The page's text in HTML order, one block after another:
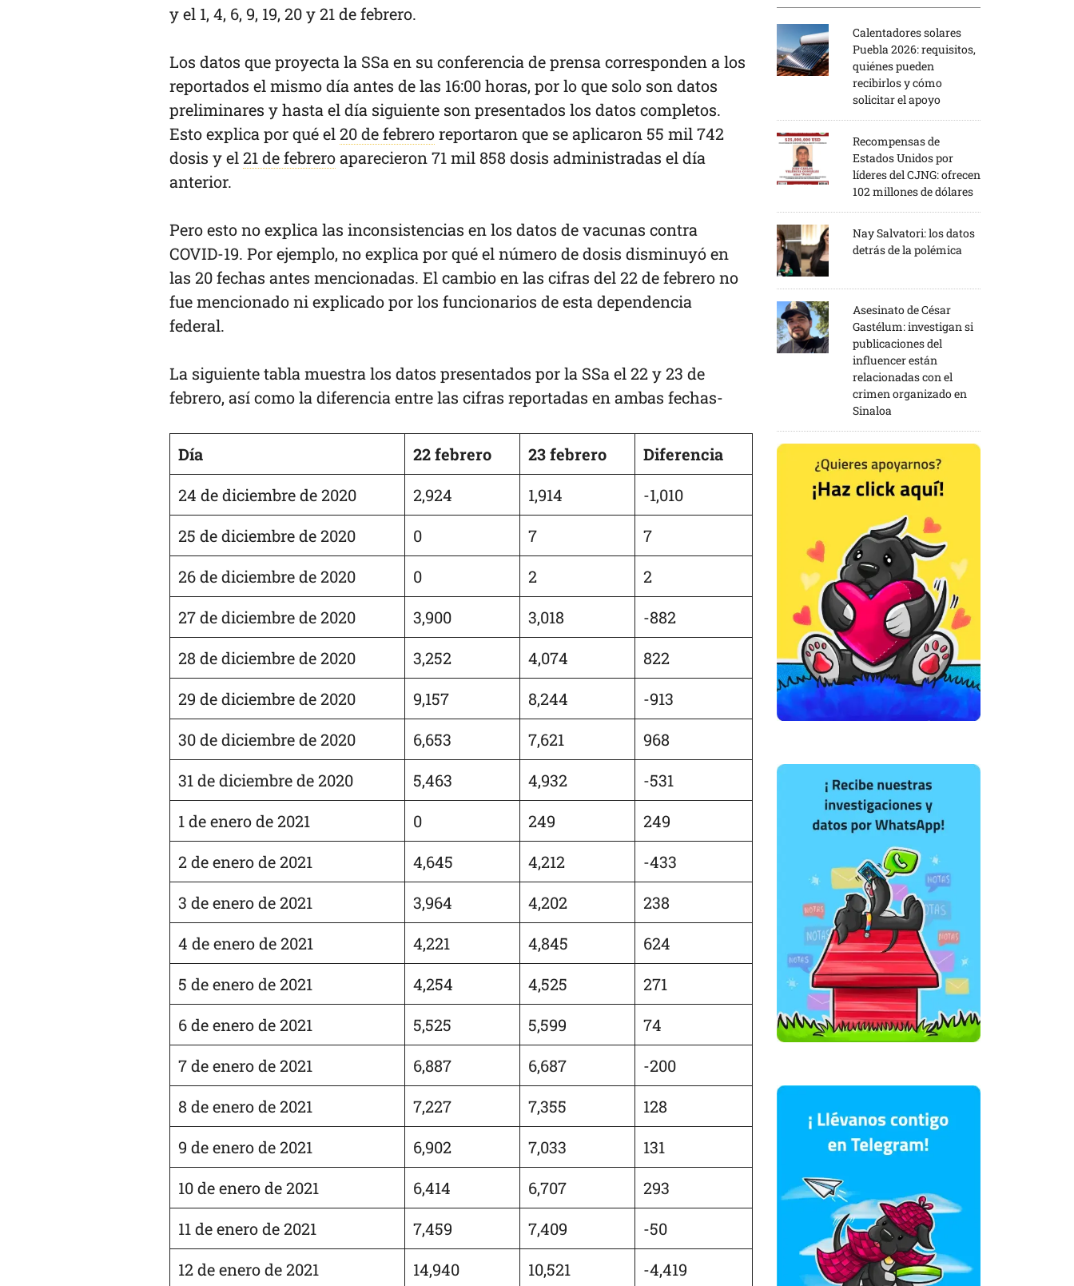
y el 1, 4, 6, 9, 19, 20 y 21 de febrero.
Los datos que proyecta la SSa en su conferencia de prensa corresponden a los
reportados el mismo día antes de las 16:00 horas, por lo que solo son datos
preliminares y hasta el día siguiente son presentados los datos completos.
Esto explica por qué el20 de febreroreportaron que se aplicaron 55 mil 742
dosis y el21 de febreroaparecieron 71 mil 858 dosis administradas el día
anterior.
Pero esto no explica las inconsistencias en los datos de vacunas contra
COVID-19. Por ejemplo, no explica por qué el número de dosis disminuyó en
las 20 fechas antes mencionadas. El cambio en las cifras del 22 de febrero no
fue mencionado ni explicado por los funcionarios de esta dependencia
federal.
La siguiente tabla muestra los datos presentados por la SSa el 22 y 23 de
febrero, así como la diferencia entre las cifras reportadas en ambas fechas-
Día 22 febrero 23 febrero
Diferencia
24 de diciembre de 2020
2,924 1,914
-1,010
25 de diciembre de 2020
0 7
7
26 de diciembre de 2020
0 2
2
27 de diciembre de 2020
3,900 3,018
-882
28 de diciembre de 2020
3,252 4,074
822
29 de diciembre de 2020
9,157 8,244
-913
30 de diciembre de 2020
6,653 7,621
968
31 de diciembre de 2020
5,463 4,932
-531
1 de enero de 2021
0 249
249
2 de enero de 2021
4,645 4,212
-433
3 de enero de 2021
3,964 4,202
238
4 de enero de 2021
4,221 4,845
624
5 de enero de 2021
4,254 4,525
271
6 de enero de 2021
5,525 5,599
74
7 de enero de 2021
6,887 6,687
-200
8 de enero de 2021
7,227 7,355
128
9 de enero de 2021
6,902 7,033
131
10 de enero de 2021
6,414 6,707
293
11 de enero de 2021
7,459 7,409
-50
12 de enero de 2021
14,940 10,521 -4,419
Calentadores solares
Puebla 2026: requisitos,
quiénes pueden
recibirlos y cómo
solicitar el apoyo
Recompensas de
Estados Unidos por
líderes del CJNG: ofrecen
102 millones de dólares
Nay Salvatori: los datos
detrás de la polémica
Asesinato de César
Gastélum: investigan si
publicaciones del
influencer están
relacionadas con el
crimen organizado en
Sinaloa